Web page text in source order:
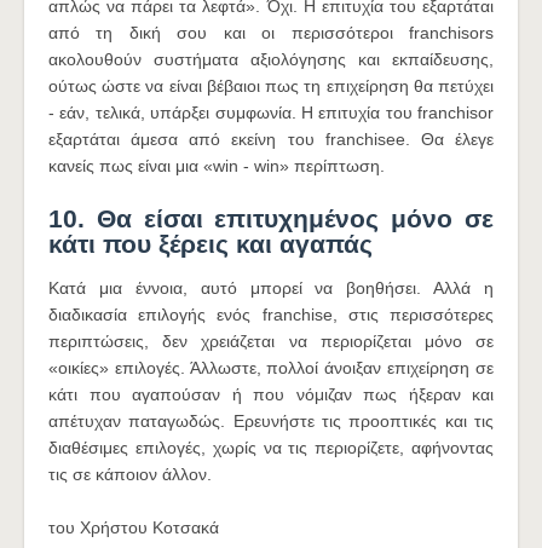
απλώς να πάρει τα λεφτά». Όχι. Η επιτυχία του εξαρτάται
από τη δική σου και οι περισσότεροι franchisors
ακολουθούν συστήματα αξιολόγησης και εκπαίδευσης,
ούτως ώστε να είναι βέβαιοι πως τη επιχείρηση θα πετύχει
- εάν, τελικά, υπάρξει συμφωνία. Η επιτυχία του franchisor
εξαρτάται άμεσα από εκείνη του franchisee. Θα έλεγε
κανείς πως είναι μια «win - win» περίπτωση.
10. Θα είσαι επιτυχημένος μόνο σε
κάτι που ξέρεις και αγαπάς
Κατά μια έννοια, αυτό μπορεί να βοηθήσει. Αλλά η
διαδικασία επιλογής ενός franchise, στις περισσότερες
περιπτώσεις, δεν χρειάζεται να περιορίζεται μόνο σε
«οικίες» επιλογές. Άλλωστε, πολλοί άνοιξαν επιχείρηση σε
κάτι που αγαπούσαν ή που νόμιζαν πως ήξεραν και
απέτυχαν παταγωδώς. Ερευνήστε τις προοπτικές και τις
διαθέσιμες επιλογές, χωρίς να τις περιορίζετε, αφήνοντας
τις σε κάποιον άλλον.
του Χρήστου Κοτσακά